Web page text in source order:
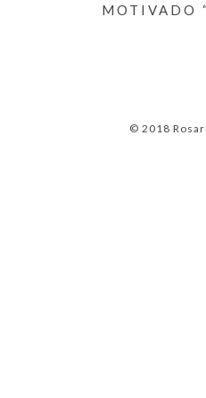
MOTIVADO
© 2018